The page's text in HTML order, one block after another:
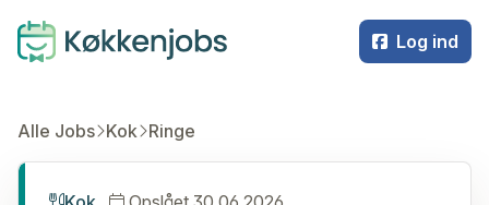
Log ind
Alle Jobs Kok Ringe